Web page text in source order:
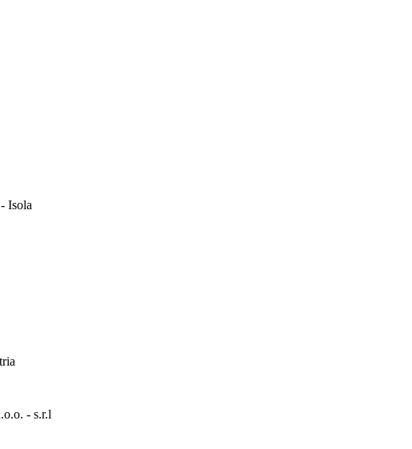
Isola
- s.r.l